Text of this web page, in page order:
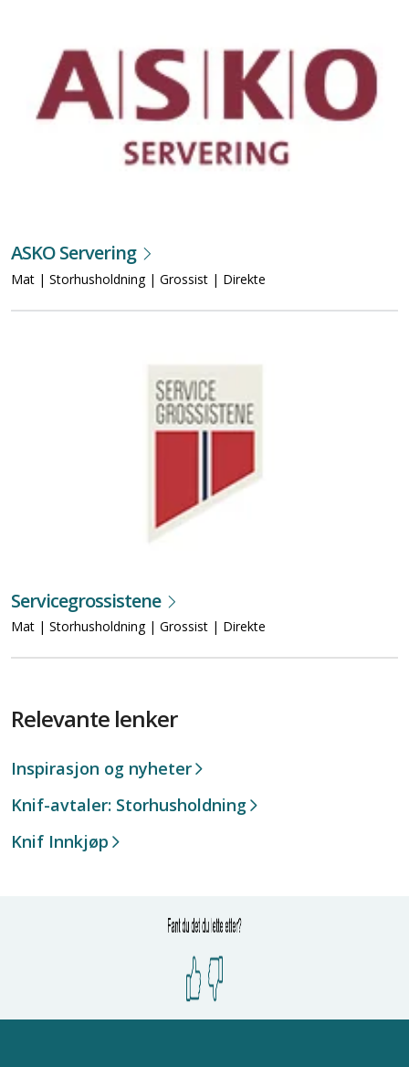
ASKO Servering
Mat | Storhusholdning | Grossist | Direkte
Servicegrossistene
Mat | Storhusholdning | Grossist | Direkte
Relevante lenker
Inspirasjon og nyheter
Knif-avtaler: Storhusholdning
Knif Innkjøp